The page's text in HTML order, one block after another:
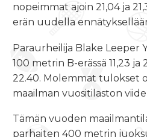
nopeimmat ajoin 21,04 ja
erän uudella
Paraurheilija Blake Leeper
100 metrin B-erässä 11,23
22.40. Molemmat tulokset
maailman vuositilaston
Tämän vuoden
parhaiten 400 metrin